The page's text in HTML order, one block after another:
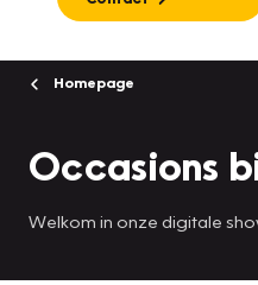
Homepage
Occasions
Welkom in onze digitale